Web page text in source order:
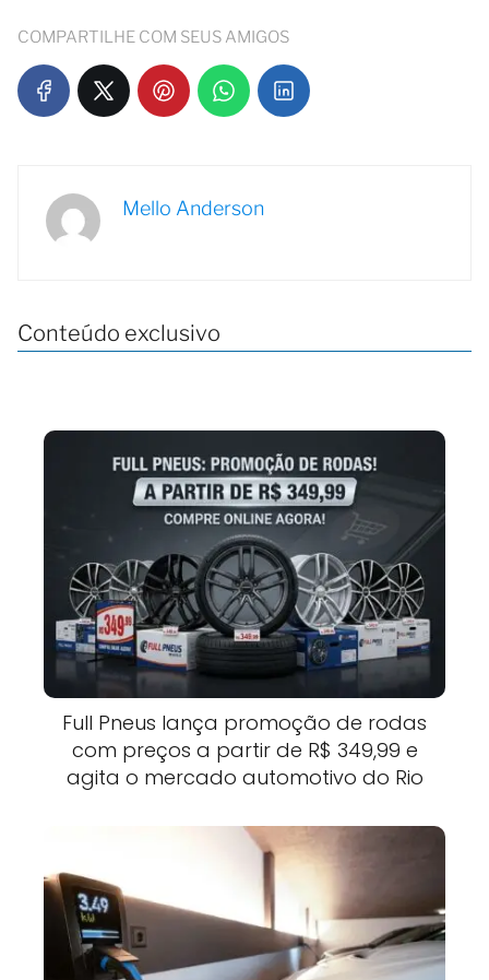
COMPARTILHE COM SEUS AMIGOS
Mello Anderson
Conteúdo exclusivo
Full Pneus lança promoção de rodas
com preços a partir de R$ 349,99 e
agita o mercado automotivo do Rio